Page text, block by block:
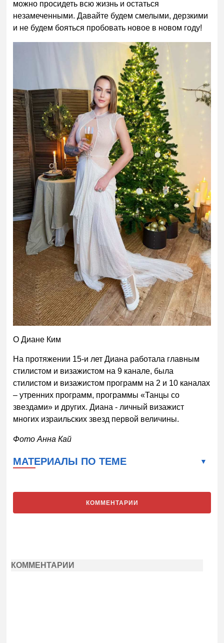
можно просидеть всю жизнь и остаться
незамеченными. Давайте будем смелыми, дерзкими
и не будем бояться пробовать новое в новом году!
О Диане Ким
На протяжении 15-и лет Диана работала главным
стилистом и визажистом на 9 канале, была
стилистом и визажистом программ на 2 и 10 каналах
– утренних программ, программы «Танцы со
звездами» и других. Диана - личный визажист
многих израильских звезд первой величины.
Фото Анна Кай
МАТЕРИАЛЫ ПО ТЕМЕ
КОММЕНТАРИИ
КОММЕНТАРИИ